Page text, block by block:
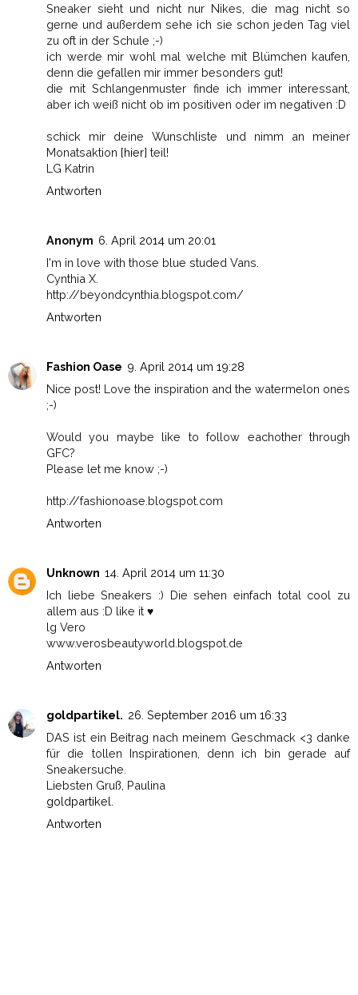
Sneaker sieht und nicht nur Nikes, die mag nicht so
gerne und außerdem sehe ich sie schon jeden Tag viel
zu oft in der Schule ;-)
ich werde mir wohl mal welche mit Blümchen kaufen,
denn die gefallen mir immer besonders gut!
die mit Schlangenmuster finde ich immer interessant,
aber ich weiß nicht ob im positiven oder im negativen :D
schick mir deine Wunschliste und nimm an meiner
Monatsaktion [hier] teil!
LG Katrin
Antworten
Anonym 6. April 2014 um 20:01
I'm in love with those blue studed Vans.
Cynthia X.
http://beyondcynthia.blogspot.com/
Antworten
Fashion Oase 9. April 2014 um 19:28
Nice post! Love the inspiration and the watermelon ones
;-)
Would you maybe like to follow eachother through
GFC?
Please let me know ;-)
http://fashionoase.blogspot.com
Antworten
Unknown 14. April 2014 um 11:30
Ich liebe Sneakers :) Die sehen einfach total cool zu
allem aus :D like it ♥
lg Vero
www.verosbeautyworld.blogspot.de
Antworten
goldpartikel. 26. September 2016 um 16:33
DAS ist ein Beitrag nach meinem Geschmack <3 danke
für die tollen Inspirationen, denn ich bin gerade auf
Sneakersuche.
Liebsten Gruß, Paulina
goldpartikel.
Antworten